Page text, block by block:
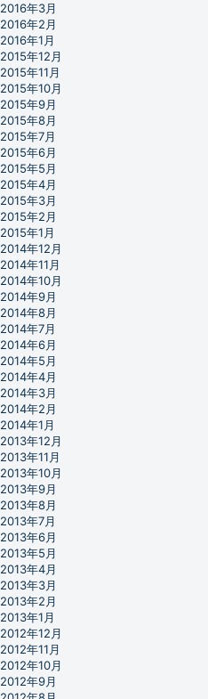
2016年3月
2016年2月
2016年1月
2015年12月
2015年11月
2015年10月
2015年9月
2015年8月
2015年7月
2015年6月
2015年5月
2015年4月
2015年3月
2015年2月
2015年1月
2014年12月
2014年11月
2014年10月
2014年9月
2014年8月
2014年7月
2014年6月
2014年5月
2014年4月
2014年3月
2014年2月
2014年1月
2013年12月
2013年11月
2013年10月
2013年9月
2013年8月
2013年7月
2013年6月
2013年5月
2013年4月
2013年3月
2013年2月
2013年1月
2012年12月
2012年11月
2012年10月
2012年9月